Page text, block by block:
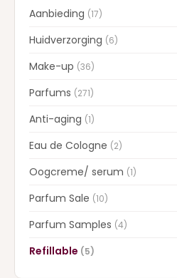
Aanbieding (17)
Huidverzorging (6)
Make-up (36)
Parfums (271)
Anti-aging (1)
Eau de Cologne (2)
Oogcreme/ serum (1)
Parfum Sale (10)
Parfum Samples (4)
Refillable (5)